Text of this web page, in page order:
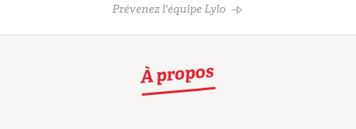
Prévenez l'équipe Lylo
À propos